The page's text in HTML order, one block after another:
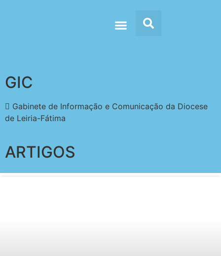
GIC
Gabinete de Informação e Comunicação da Diocese
de Leiria-Fátima
ARTIGOS